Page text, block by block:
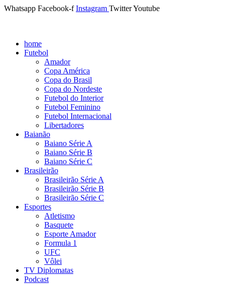
Whatsapp Facebook-f Instagram TwitterYoutube
home
Futebol
Amador
Copa América
Copa do Brasil
Copa do Nordeste
Futebol do Interior
Futebol Feminino
Futebol Internacional
Libertadores
Baianão
Baiano Série A
Baiano Série B
Baiano Série C
Brasileirão
Brasileirão Série A
Brasileirão Série B
Brasileirão Série C
Esportes
Atletismo
Basquete
Esporte Amador
Formula 1
UFC
Vôlei
TV Diplomatas
Podcast